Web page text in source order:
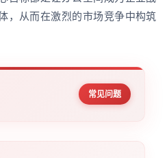
，从而在激烈的市场竞争中构筑
常见问题